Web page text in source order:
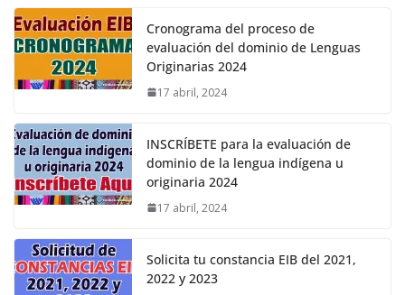
Cronograma del proceso de
evaluación del dominio de Lenguas
Originarias 2024
17 abril, 2024
INSCRÍBETE para la evaluación de
dominio de la lengua indígena u
originaria 2024
17 abril, 2024
Solicita tu constancia EIB del 2021,
2022 y 2023